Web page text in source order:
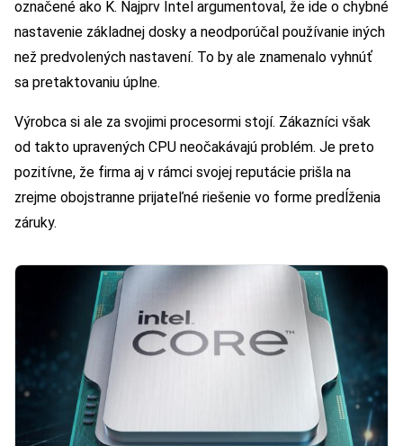
označené ako K. Najprv Intel argumentoval, že ide o chybné
nastavenie základnej dosky a neodporúčal používanie iných
než predvolených nastavení. To by ale znamenalo vyhnúť
sa pretaktovaniu úplne.
Výrobca si ale za svojimi procesormi stojí. Zákazníci však
od takto upravených CPU neočakávajú problém. Je preto
pozitívne, že firma aj v rámci svojej reputácie prišla na
zrejme obojstranne prijateľné riešenie vo forme predĺženia
záruky.